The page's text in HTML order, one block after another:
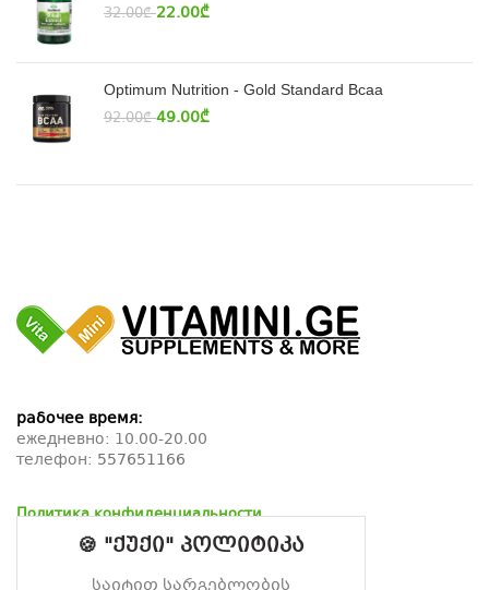
32.00₾ 22.00₾
Optimum Nutrition - Gold Standard Bcaa
92.00₾ 49.00₾
рабочее время:
ежедневно: 10.00-20.00
телефон: 557651166
Политика конфиденциальности
Политика возврата
Политика доставки
🍪 "ქუქი" პოლიტიკა